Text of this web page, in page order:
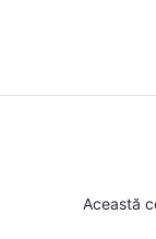
Această